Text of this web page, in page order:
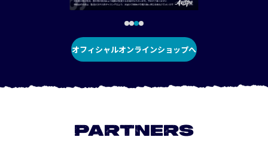
オフィシャルオンラインショップへ
PARTNERS